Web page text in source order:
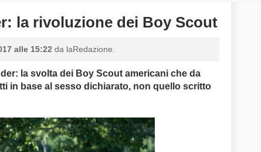
la rivoluzione dei Boy Scout
alle 15:22 da laRedazione.
la svolta dei Boy Scout americani che da
in base al sesso dichiarato, non quello scritto